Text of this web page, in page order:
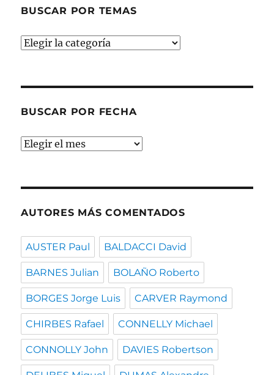
BUSCAR POR TEMAS
Buscar
BUSCAR POR FECHA
Buscar
AUTORES MÁS COMENTADOS
AUSTER Paul BALDACCI David
BARNES Julian BOLAÑO Roberto
BORGES Jorge Luis CARVER Raymond
CHIRBES Rafael CONNELLY Michael
CONNOLLY John DAVIES Robertson